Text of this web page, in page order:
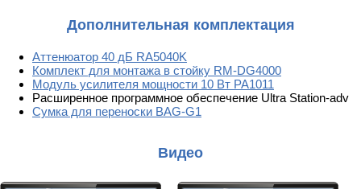
Дополнительная комплектация
Аттенюатор 40 дБ RA5040K
Комплект для монтажа в стойку RM-DG4000
Модуль усилителя мощности 10 Вт PA1011
Расширенное программное обеспечение Ultra Station-adv
Сумка для переноски BAG-G1
Видео